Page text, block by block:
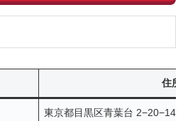
住所
東京都目黒区青葉台 2−20−14